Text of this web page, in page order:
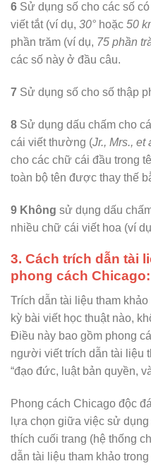
6 Sử dụng số cho các số
viết tắt (ví dụ, 30° hoặc 50
phần trăm (ví dụ, 75 phần
các số này ở đầu câu.
7 Sử dụng số cho số thập
8 Sử dụng dấu chấm cho
cái viết thường (Jr., Mrs., et
cho các chữ cái đầu trong
toàn bộ tên được thay thế
9 Không sử dụng dấu
nhiều chữ cái viết hoa (ví
3. Cách trích dẫn tài
phong cách
Trích dẫn tài liệu tham
kỳ bài viết học thuật nào,
Điều này bao gồm phong
người viết trích dẫn tài liệu
“đạo đức, luật bản quyền,
Phong cách Chicago độc
lựa chọn giữa việc sử
thích cuối trang (hệ thống
dẫn tài liệu tham khảo